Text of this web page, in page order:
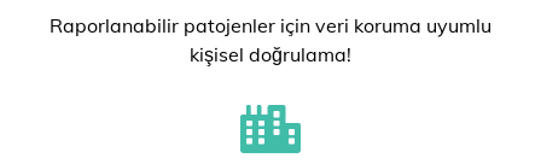
Raporlanabilir patojenler için veri koruma uyumlu
kişisel doğrulama!